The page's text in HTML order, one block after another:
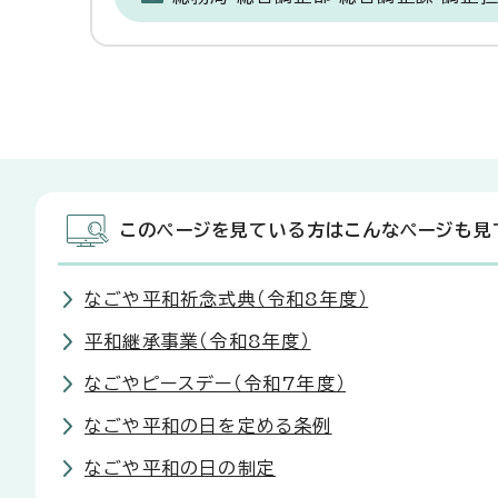
このページを見ている方はこんなページも見
なごや平和祈念式典（令和8年度）
平和継承事業（令和8年度）
なごやピースデー（令和7年度）
なごや平和の日を定める条例
なごや平和の日の制定